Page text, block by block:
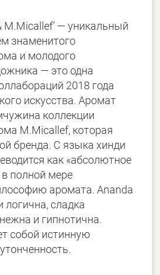
M.Micallef’ — уникальный
знаменитого
и молодого
— это одна
2018 года
искусства. Аромат
коллекции
M.Micallef, которая
бренда. С языка хинди
как «абсолютное
полной мере
аромата. Ananda
логична, сладка
и гипнотична.
собой истинную